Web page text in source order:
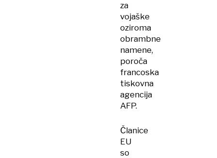
za
vojaške
oziroma
obrambne
namene,
poroča
francoska
tiskovna
agencija
AFP.
Članice
EU
so